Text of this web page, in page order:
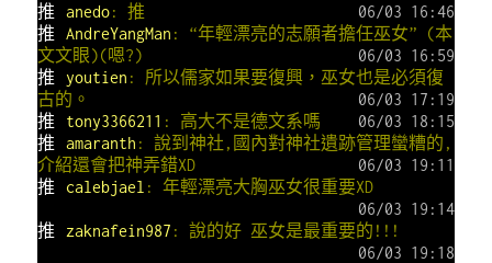
推
anedo: 推
06/03 16:46
推
AndreYangMan : “年輕漂亮的志願者擔任巫女” (本
文文眼)(嗯?)
06/03 16:59
推
youtien : 所以儒家如果要復興，巫女也是必須復
古的。
06/03 17:19
推
tony3366211 : 高大不是德文系嗎
06/03 18:15
推
amaranth : 說到神社,國內對神社遺跡管理蠻糟的,
介紹還會把神弄錯XD
06/03 19:11
推
calebjael : 年輕漂亮大胸巫女很重要XD
06/03 19:14
推
zaknafein987 : 說的好 巫女是最重要的!!!
06/03 19:18